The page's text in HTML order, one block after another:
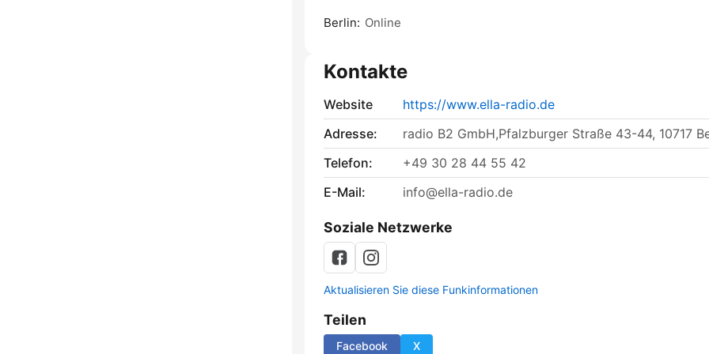
Berlin: Online
Kontakte
Website
https://www.ella-radio.de
Adresse:
radio B2 GmbH,Pfalzburger Straße 43-44, 10717
Telefon:
+49 30 28 44 55 42
E-Mail:
info@ella-radio.de
Soziale Netzwerke
Aktualisieren Sie diese Funkinformationen
Teilen
Facebook X